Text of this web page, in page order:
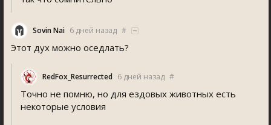
Sovin Nai 6 дней назад #
Этот дух можно оседлать?
RedFox_Resurrected 6 дней назад #
Точно не помню, но для ездовых животных есть
некоторые условия